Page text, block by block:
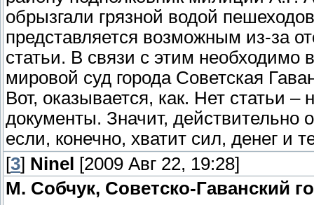
обрызгали грязной водой
представляется возможным из-за
статьи. В связи с этим необходимо
мировой суд города Советская
Вот, оказывается, как. Нет статьи
документы. Значит, действительно
если, конечно, хватит сил, денег и
[3] Ninel
[2009 Авг 22, 19:28]
М. Собчук, Советско-Гаванский